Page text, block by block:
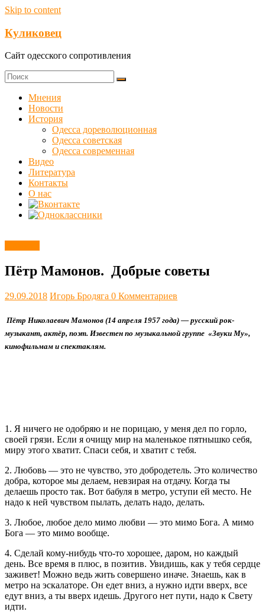
Skip to content
Куликовец
Сайт одесского сопротивления
Мнения
Новости
История
Одесса дореволюционная
Одесса советская
Одесса современная
Видео
Литература
Контакты
О нас
Пётр Мамонов. Добрые советы
29.09.2018 Игорь Бродяга 0 Комментариев
Пётр Николаевич Мамонов (14 апреля 1957 года) — русский рок-
музыкант, актёр, поэт. Известен по музыкальной группе «Звуки Му»,
кинофильмам и спектаклям.
1. Я ничего не одобряю и не порицаю, у меня дел по горло,
своей грязи. Если я очищу мир на маленькое пятнышко себя,
миру этого хватит. Спаси себя, и хватит с тебя.
2. Любовь — это не чувство, это добродетель. Это количество
добра, которое мы делаем, невзирая на отдачу. Когда ты
делаешь просто так. Вот бабуля в метро, уступи ей место. Не
надо к ней чувством пылать, делать надо, делать.
3. Любое, любое дело мимо любви — это мимо Бога. А мимо
Бога — это мимо вообще.
4. Сделай кому-нибудь что-то хорошее, даром, но каждый
день. Все время в плюс, в позитив. Увидишь, как у тебя сердце
заживет! Можно ведь жить совершено иначе. Знаешь, как в
метро на эскалаторе. Он едет вниз, а нужно идти вверх, все
едут вниз, а ты вверх идешь. Другого нет пути, надо к Свету
идти.